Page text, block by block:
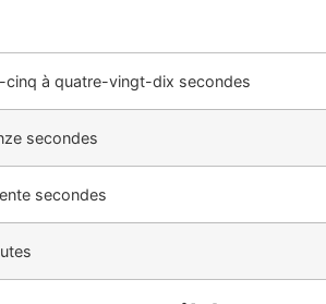
cinq à quatre-vingt-dix secondes
secondes
secondes